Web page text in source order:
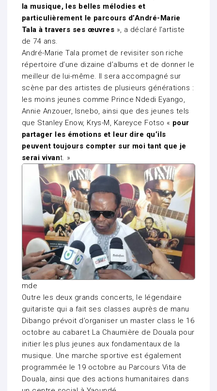
la musique, les belles mélodies et
particulièrement le parcours d’André-Marie
Tala à travers ses œuvres », a déclaré l’artiste
de 74 ans.
André-Marie Tala promet de revisiter son riche
répertoire d’une dizaine d’albums et de donner le
meilleur de lui-même. Il sera accompagné sur
scène par des artistes de plusieurs générations :
les moins jeunes comme Prince Ndedi Eyango,
Annie Anzouer, Isnebo, ainsi que des jeunes tels
que Stanley Enow, Krys-M, Kareyce Fotso « pour
partager les émotions et leur dire qu’ils
peuvent toujours compter sur moi tant que je
serai vivant. »
mde
Outre les deux grands concerts, le légendaire
guitariste qui a fait ses classes auprès de manu
Dibango prévoit d’organiser un master class le 16
octobre au cabaret La Chaumière de Douala pour
initier les plus jeunes aux fondamentaux de la
musique. Une marche sportive est également
programmée le 19 octobre au Parcours Vita de
Douala, ainsi que des actions humanitaires dans